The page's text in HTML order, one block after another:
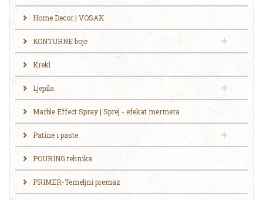
Home Decor | VOSAK
KONTURNE boje
Krekl
Ljepila
Marble Effect Spray | Sprej - efekat mermera
Patine i paste
POURING tehnika
PRIMER-Temeljni premaz